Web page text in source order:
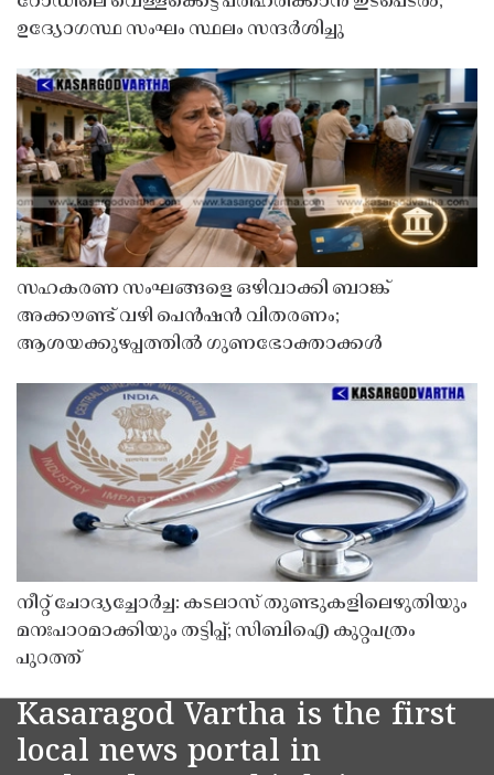
ഉദ്യോഗസ്ഥ സംഘം സ്ഥലം സന്ദർശിച്ചു
സഹകരണ സംഘങ്ങളെ ഒഴിവാക്കി ബാങ്ക്
അക്കൗണ്ട് വഴി പെൻഷൻ വിതരണം;
ആശയക്കുഴപ്പത്തിൽ ഗുണഭോക്താക്കൾ
നീറ്റ് ചോദ്യച്ചോർച്ച: കടലാസ് തുണ്ടുകളിലെഴുതിയും
മനഃപാഠമാക്കിയും തട്ടിപ്പ്; സിബിഐ കുറ്റപത്രം
പുറത്ത്
Kasaragod Vartha is the first
local news portal in